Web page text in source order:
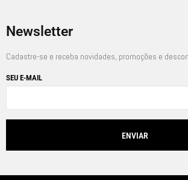
Newsletter
Cadastre-se e receba novidades, promoções e
SEU E-MAIL